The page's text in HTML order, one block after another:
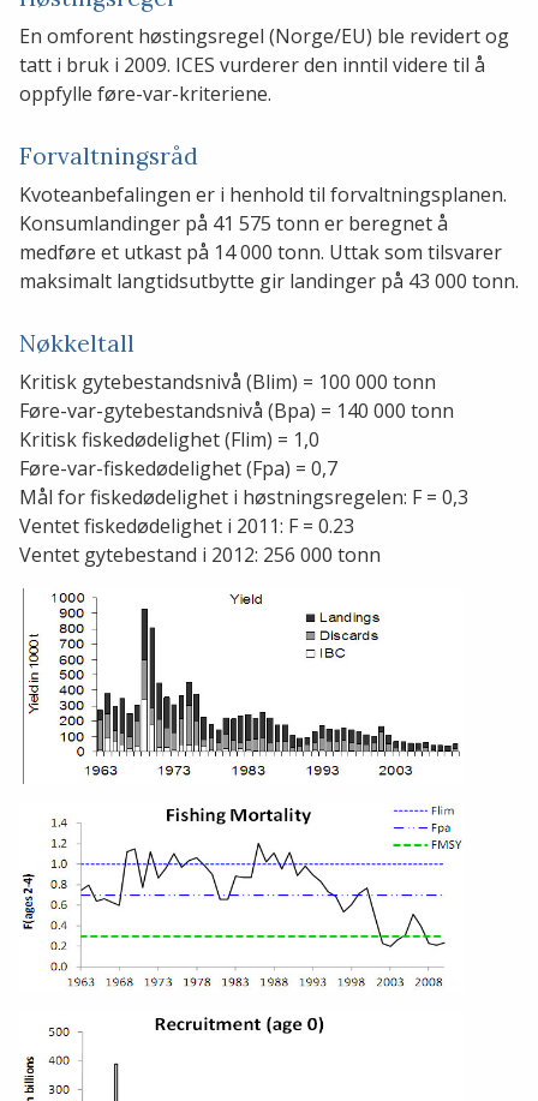
En omforent høstingsregel (Norge/EU) ble revidert og
tatt i bruk i 2009. ICES vurderer den inntil videre til å
oppfylle føre-var-kriteriene.
Forvaltningsråd
Kvoteanbefalingen er i henhold til forvaltningsplanen.
Konsumlandinger på 41 575 tonn er beregnet å
medføre et utkast på 14 000 tonn. Uttak som tilsvarer
maksimalt langtidsutbytte gir landinger på 43 000 tonn.
Nøkkeltall
Kritisk gytebestandsnivå (Blim) = 100 000 tonn
Føre-var-gytebestandsnivå (Bpa) = 140 000 tonn
Kritisk fiskedødelighet (Flim) = 1,0
Føre-var-fiskedødelighet (Fpa) = 0,7
Mål for fiskedødelighet i høstningsregelen: F = 0,3
Ventet fiskedødelighet i 2011: F = 0.23
Ventet gytebestand i 2012: 256 000 tonn